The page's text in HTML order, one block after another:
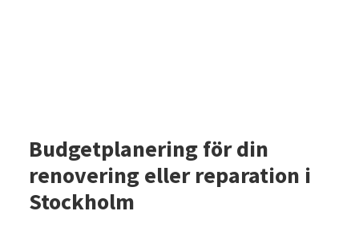
Budgetplanering för din
renovering eller reparation i
Stockholm